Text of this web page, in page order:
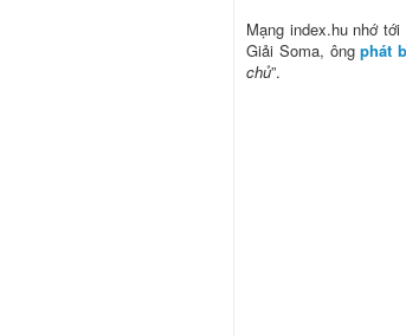
Mạng index.hu nhớ
Giải Soma, ôngphát
chủ”.